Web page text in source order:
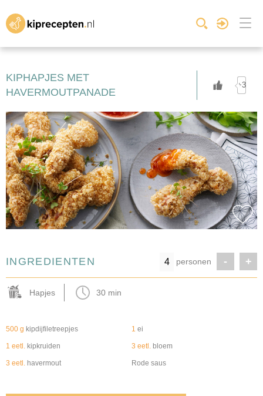
KIPHAPJES MET
HAVERMOUTPANADE
+3
INGREDIENTEN personen - +
Hapjes 30 min
500 g kipdijfiletreepjes 1 ei
1 eetl. kipkruiden 3 eetl. bloem
3 eetl. havermout Rode saus